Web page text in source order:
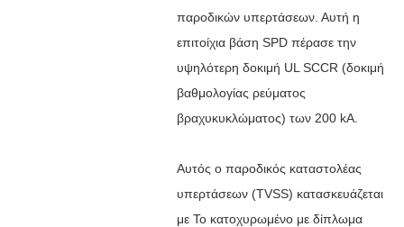
παροδικών υπερτάσεων. Αυτή η
επιτοίχια βάση SPD πέρασε την
υψηλότερη δοκιμή UL SCCR (δοκιμή
βαθμολογίας ρεύματος
βραχυκυκλώματος) των 200 kA.
Αυτός ο παροδικός καταστολέας
υπερτάσεων (TVSS) κατασκευάζεται
με Το κατοχυρωμένο με δίπλωμα